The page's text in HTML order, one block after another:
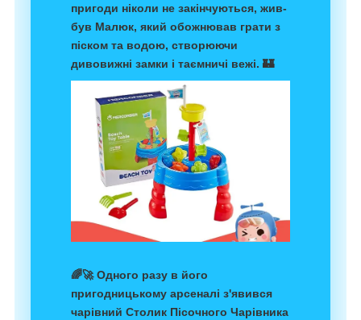
пригоди ніколи не закінчуються, жив-
був Малюк, який обожнював грати з
піском та водою, створюючи
дивовижні замки і таємничі вежі. 🏰
🌈🚀 Одного разу в його
пригодницькому арсеналі з'явився
чарівний Столик Пісочного Чарівника